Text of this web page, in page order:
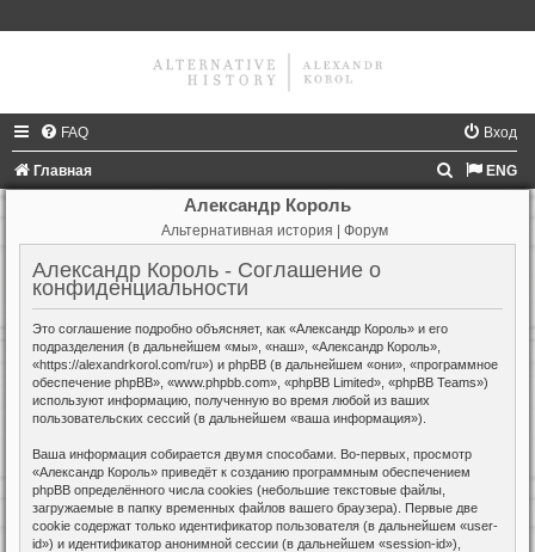
FAQ Вход
Главная ENG
Александр Король
Альтернативная история | Форум
Александр Король - Соглашение о
конфиденциальности
Это соглашение подробно объясняет, как «Александр Король» и его
подразделения (в дальнейшем «мы», «наш», «Александр Король»,
«https://alexandrkorol.com/ru») и phpBB (в дальнейшем «они», «программное
обеспечение phpBB», «www.phpbb.com», «phpBB Limited», «phpBB Teams»)
используют информацию, полученную во время любой из ваших
пользовательских сессий (в дальнейшем «ваша информация»).
Ваша информация собирается двумя способами. Во-первых, просмотр
«Александр Король» приведёт к созданию программным обеспечением
phpBB определённого числа cookies (небольшие текстовые файлы,
загружаемые в папку временных файлов вашего браузера). Первые две
cookie содержат только идентификатор пользователя (в дальнейшем «user-
id») и идентификатор анонимной сессии (в дальнейшем «session-id»),